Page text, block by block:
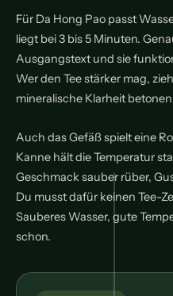
Für Da Hong Pao passt
liegt bei 3 bis 5 Minuten.
Ausgangstext und sie
Wer den Tee stärker mag,
mineralische Klarheit
Auch das Gefäß spielt eine
Kanne hält die Temperatur
Geschmack sauber rüber,
Du musst dafür keinen Tee-
Sauberes Wasser, gute
schon.